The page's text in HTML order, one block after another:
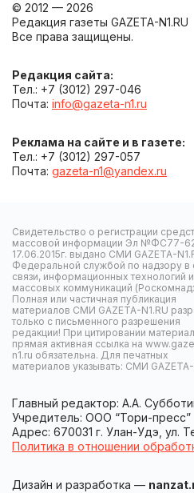
© 2012 — 2026
Редакция газеты GAZETA-N1.RU
Все права защищены.
Редакция сайта:
Тел.: +7 (3012) 297-046
Почта: info@gazeta-n1.ru
Реклама на сайте и в газете:
Тел.: +7 (3012) 297-057
Почта: gazeta-n1@yandex.ru
Свидетельство о регистрации
массовой информации Эл №ФС77-
17.06.2015г. выдано СМИ GAZETA-
Федеральной службой по надзору в
связи, информационных технологий и
массовых коммуникаций
Полная или частичная публикация
материалов СМИ GAZETA-N1.RU
только с письменного разрешения
редакции! При цитировании
прямая активная ссылка на
n1.ru обязательна. Для печатных
материалов указывать: СМИ GAZETA-
Главный редактор: А.А.
Учредитель: ООО “Тори-пресс”
Адрес: 670031 г. Улан-Удэ, ул.
Политика в отношении
Дизайн и разработка —